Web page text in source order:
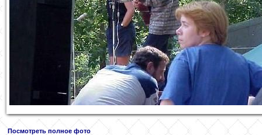
Посмотреть полное фото